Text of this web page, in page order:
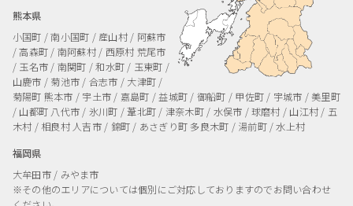
熊本県
小国町 / 南小国町 / 産山村 / 阿蘇市
/ 高森町 / 南阿蘇村 / 西原村 荒尾市
/ 玉名市 / 南関町 / 和水町 / 玉東町 /
山鹿市 / 菊池市 / 合志市 / 大津町 /
菊陽町 熊本市 / 宇土市 / 嘉島町 / 益城町 / 御船町 / 甲佐町 / 宇城市 / 美里町
/ 山都町 八代市 / 氷川町 / 葦北町 / 津奈木町 / 水俣市 / 球磨村 / 山江村 / 五
木村 / 相良村人吉市 / 錦町 / あさぎり町 多良木町 / 湯前町 / 水上村
福岡県
大牟田市 / みやま市
※その他のエリアについては個別にご対応しておりますのでお問い合わせ